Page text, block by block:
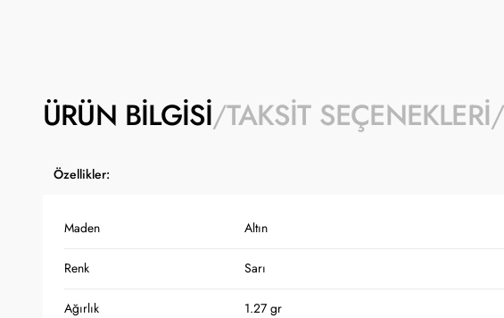
ÜRÜN BILGISI TAKSIT SEÇENEKLERI
Özellikler:
Maden Altın
Renk Sarı
Ağırlık 1.27 gr